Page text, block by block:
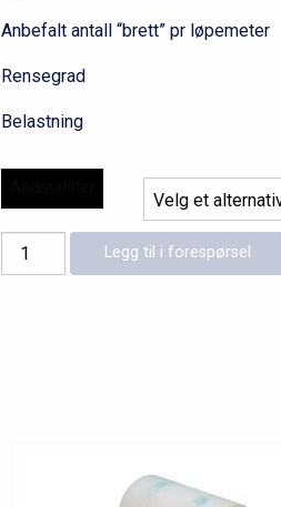
Anbefalt antall “brett” pr
Rensegrad
Belastning
Andreafilter
antall
Legg til i forespørsel